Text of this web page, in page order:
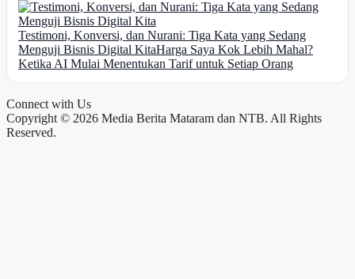
Testimoni, Konversi, dan Nurani: Tiga Kata yang Sedang
Menguji Bisnis Digital KitaHarga Saya Kok Lebih Mahal?
Ketika AI Mulai Menentukan Tarif untuk Setiap Orang
Connect with Us
Copyright © 2026 Media Berita Mataram dan NTB. All Rights
Reserved.